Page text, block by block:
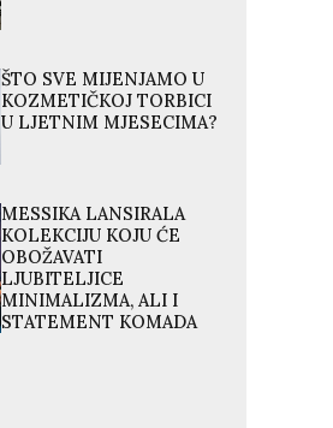
ŠTO SVE MIJENJAMO U
KOZMETIČKOJ TORBICI
U LJETNIM MJESECIMA?
MESSIKA LANSIRALA
KOLEKCIJU KOJU ĆE
OBOŽAVATI
LJUBITELJICE
MINIMALIZMA, ALI I
STATEMENT KOMADA